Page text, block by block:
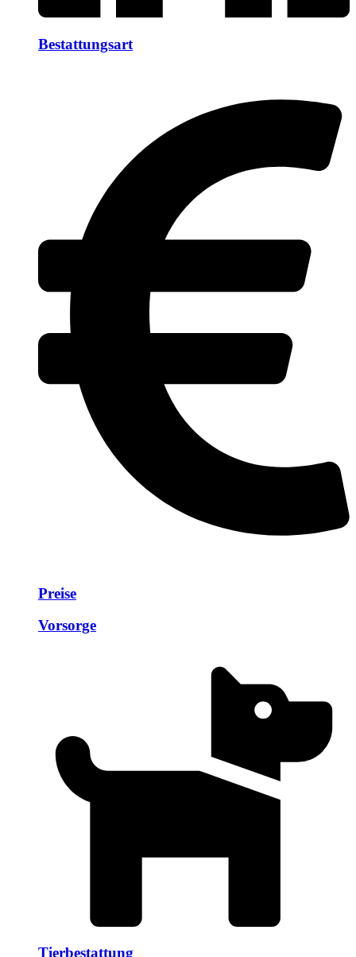
Bestattungsart
Preise
Vorsorge
Tierbestattung